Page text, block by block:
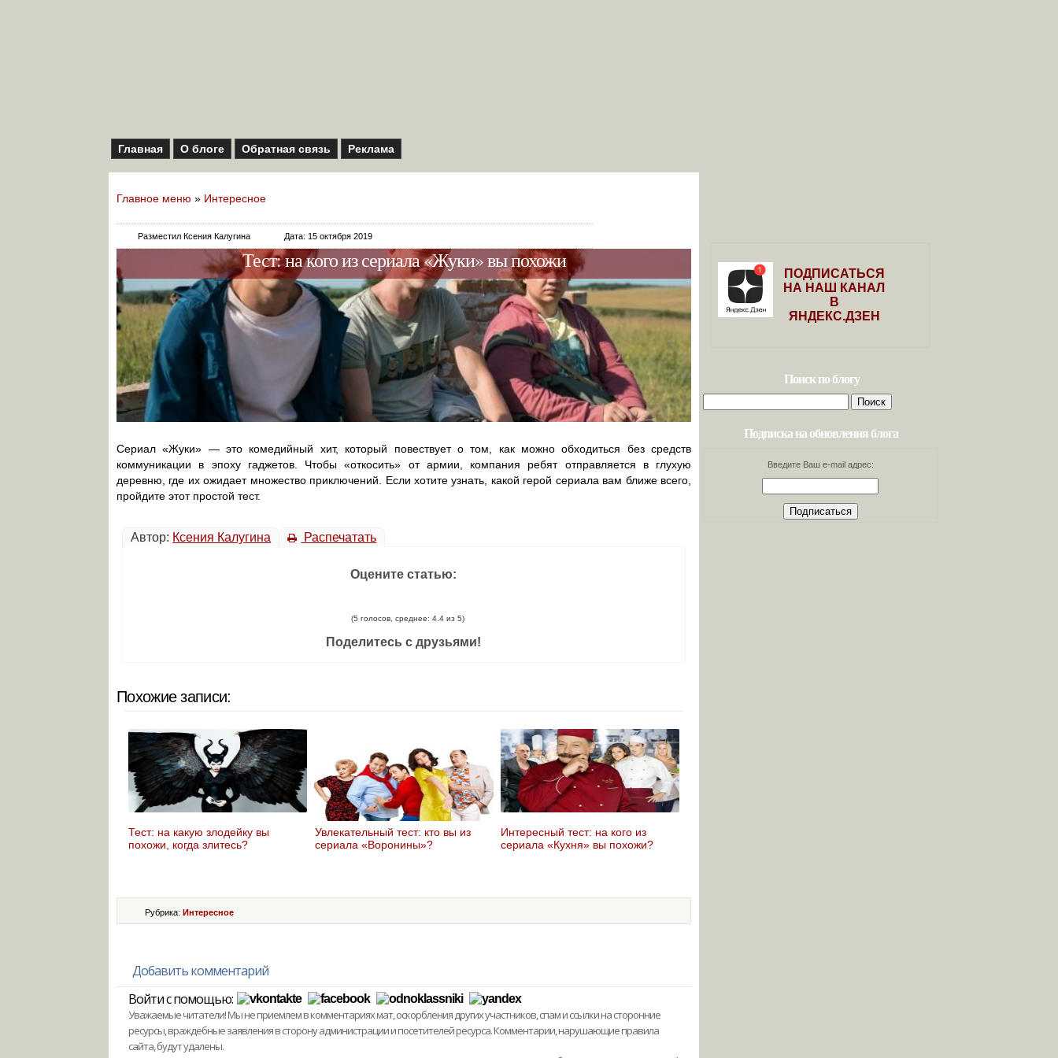
Главная О блоге Обратная связь Реклама
Главное меню » Интересное
Разместил Ксения Калугина Дата: 15 октября 2019
Тест: на кого из сериала «Жуки» вы похожи
Сериал «Жуки» — это комедийный хит, который повествует о том, как можно обходиться без средств
коммуникации в эпоху гаджетов. Чтобы «откосить» от армии, компания ребят отправляется в глухую
деревню, где их ожидает множество приключений. Если хотите узнать, какой герой сериала вам ближе всего,
пройдите этот простой тест.
Автор: Ксения Калугина Распечатать
Оцените статью:
(5 голосов, среднее: 4.4 из 5)
Поделитесь с друзьями!
Похожие записи:
Тест: на какую злодейку вы
похожи, когда злитесь?
Увлекательный тест: кто вы из
сериала «Воронины»?
Интересный тест: на кого из
сериала «Кухня» вы похожи?
Рубрика: Интересное
Добавить комментарий
Войти с помощью:
Уважаемые читатели! Мы не приемлем в комментариях мат, оскорбления других участников, спам и ссылки на сторонние
ресурсы, враждебные заявления в сторону администрации и посетителей ресурса. Комментарии, нарушающие правила
сайта, будут удалены.
ПОДПИСАТЬСЯ
НА НАШ КАНАЛ
В
ЯНДЕКС.ДЗЕН
Поиск по блогу
Найти:
Подписка на обновления блога
Введите Ваш e-mail адрес: